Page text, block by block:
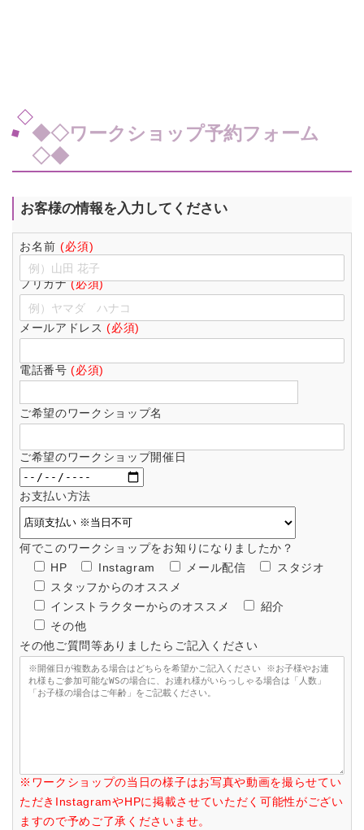
◆◇ワークショップ予約フォーム
◇◆
お客様の情報を入力してください
お名前 (必須)
フリガナ(必須)
メールアドレス(必須)
電話番号(必須)
ご希望のワークショップ名
ご希望のワークショップ開催日
お支払い方法
何でこのワークショップをお知りになりましたか？
HP
Instagram メール配信
スタジオ
スタッフからのオススメ
インストラクターからのオススメ
紹介
その他
その他ご質問等ありましたらご記入ください
※ワークショップの当日の様子はお写真や動画を撮らせてい
ただきInstagramやHPに掲載させていただく可能性がござい
ますので予めご了承くださいませ。